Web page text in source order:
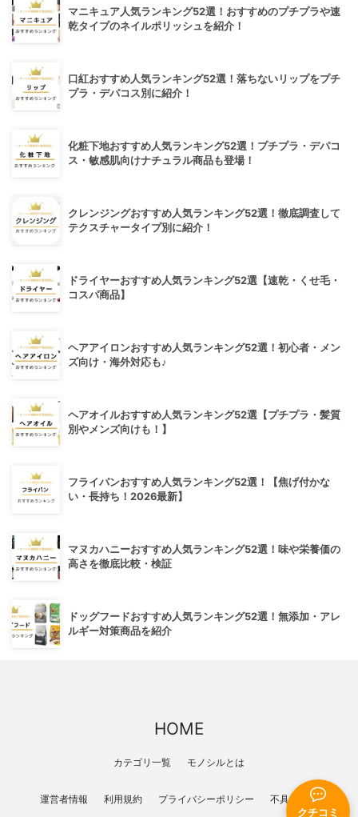
クチコミ
マニキュア人気ランキング52選！おすすめのプチプラや速
乾タイプのネイルポリッシュを紹介！
口紅おすすめ人気ランキング52選！落ちないリップをプチ
プラ・デパコス別に紹介！
化粧下地おすすめ人気ランキング52選！プチプラ・デパコ
ス・敏感肌向けナチュラル商品も登場！
クレンジングおすすめ人気ランキング52選！徹底調査して
テクスチャータイプ別に紹介！
ドライヤーおすすめ人気ランキング52選【速乾・くせ毛・
コスパ商品】
ヘアアイロンおすすめ人気ランキング52選！初心者・メン
ズ向け・海外対応も♪
ヘアオイルおすすめ人気ランキング52選【プチプラ・髪質
別やメンズ向けも！】
フライパンおすすめ人気ランキング52選！【焦げ付かな
い・長持ち！2026最新】
マヌカハニーおすすめ人気ランキング52選！味や栄養価の
高さを徹底比較・検証
ドッグフードおすすめ人気ランキング52選！無添加・アレ
ルギー対策商品を紹介
HOME
カテゴリ一覧 モノシルとは
運営者情報 利用規約 プライバシーポリシー 不具合報告